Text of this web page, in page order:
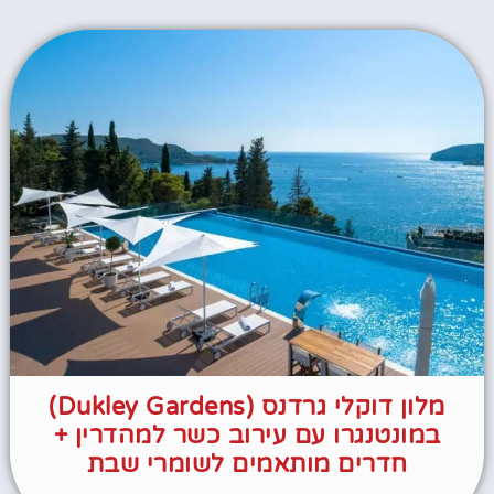
מלון דוקלי גרדנס (Dukley Gardens)
במונטנגרו עם עירוב כשר למהדרין +
חדרים מותאמים לשומרי שבת